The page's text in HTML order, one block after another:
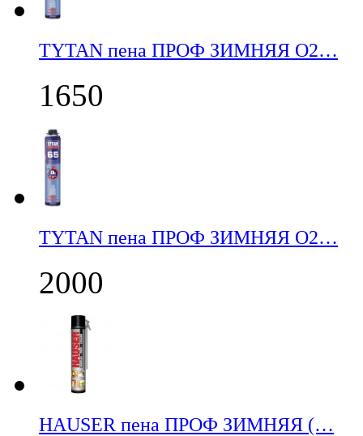
TYTAN пена ПРОФ ЗИМНЯЯ О2…
1650
TYTAN пена ПРОФ ЗИМНЯЯ О2…
2000
НАUSER пена ПРОФ ЗИМНЯЯ (…